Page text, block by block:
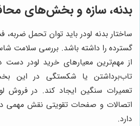
بدنه، سازه و بخش‌های
ساختار بدنه لودر باید توان تحمل ضربه،
گسترده را داشته باشد. بررسی سلامت
از مهم‌ترین معیارهای خرید لودر دست
تاب‌برداشتن یا شکستگی در این
تعمیرات سنگین ایجاد کند. در فروش
اتصالات و صفحات تقویتی نقش مهمی
دارد.